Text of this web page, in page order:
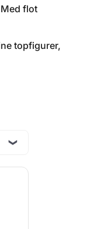
flot
topfigurer,